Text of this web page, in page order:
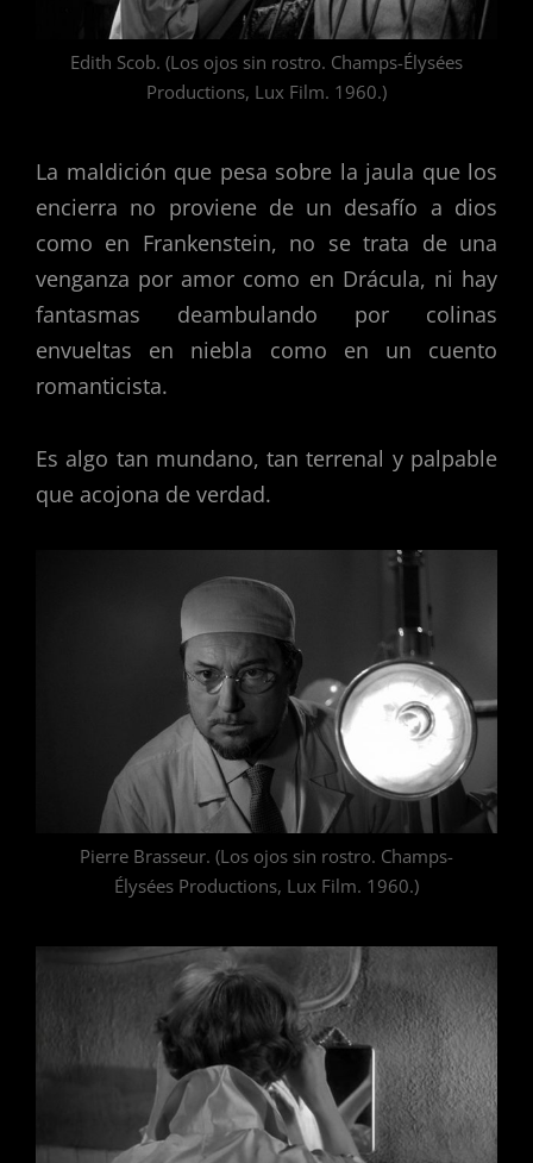
Edith Scob. (Los ojos sin rostro. Champs-Élysées
Productions, Lux Film. 1960.)
La maldición que pesa sobre la jaula que los
encierra no proviene de un desafío a dios
como en Frankenstein, no se trata de una
venganza por amor como en Drácula, ni hay
fantasmas deambulando por colinas
envueltas en niebla como en un cuento
romanticista.
Es algo tan mundano, tan terrenal y palpable
que acojona de verdad.
Pierre Brasseur. (Los ojos sin rostro. Champs-
Élysées Productions, Lux Film. 1960.)